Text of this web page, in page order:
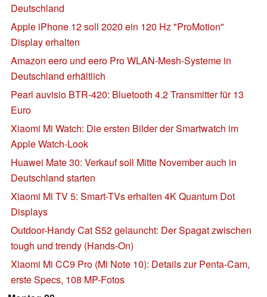
Deutschland
Apple iPhone 12 soll 2020 ein 120 Hz "ProMotion"
Display erhalten
Amazon eero und eero Pro WLAN-Mesh-Systeme in
Deutschland erhältlich
Pearl auvisio BTR-420: Bluetooth 4.2 Transmitter für 13
Euro
Xiaomi Mi Watch: Die ersten Bilder der Smartwatch im
Apple Watch-Look
Huawei Mate 30: Verkauf soll Mitte November auch in
Deutschland starten
Xiaomi Mi TV 5: Smart-TVs erhalten 4K Quantum Dot
Displays
Outdoor-Handy Cat S52 gelauncht: Der Spagat zwischen
tough und trendy (Hands-On)
Xiaomi Mi CC9 Pro (Mi Note 10): Details zur Penta-Cam,
erste Specs, 108 MP-Fotos